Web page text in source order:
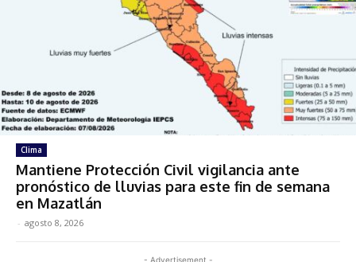
Clima
Mantiene Protección Civil vigilancia ante
pronóstico de lluvias para este fin de semana
en Mazatlán
- agosto 8, 2026
- Advertisement -